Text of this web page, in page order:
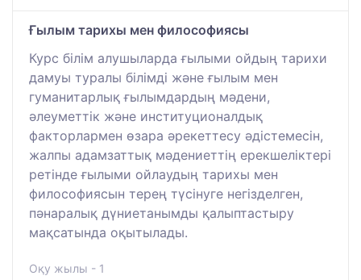
Ғылым тарихы мен философиясы
Курс білім алушыларда ғылыми ойдың тарихи
дамуы туралы білімді және ғылым мен
гуманитарлық ғылымдардың мәдени,
әлеуметтік және институционалдық
факторлармен өзара әрекеттесу әдістемесін,
жалпы адамзаттық мәдениеттің ерекшеліктері
ретінде ғылыми ойлаудың тарихы мен
философиясын терең түсінуге негізделген,
пәнаралық дүниетанымды қалыптастыру
мақсатында оқытылады.
Оқу жылы - 1